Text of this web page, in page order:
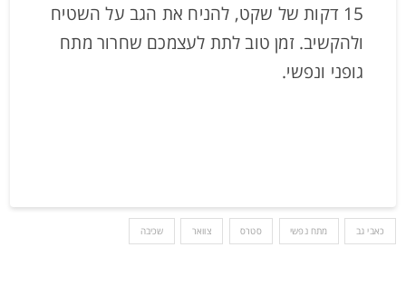
15 דקות של שקט, להניח את הגב על השטיח
ולהקשיב. זמן טוב לתת לעצמכם שחרור מתח
גופני ונפשי.
כאבי גב מתח נפשי סטרס צוואר שכיבה